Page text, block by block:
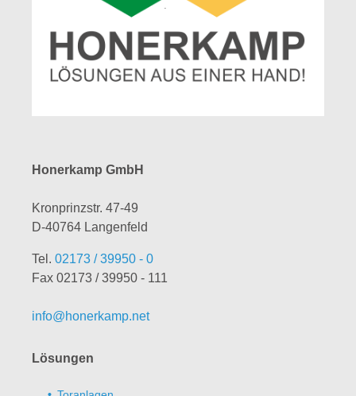
Honerkamp GmbH
Kronprinzstr. 47-49
D-40764 Langenfeld
Tel. 02173 / 39950 - 0
Fax 02173 / 39950 - 111
info@honerkamp.net
Lösungen